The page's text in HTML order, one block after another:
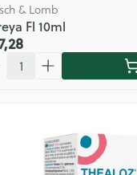
& Lomb
Fl 10ml